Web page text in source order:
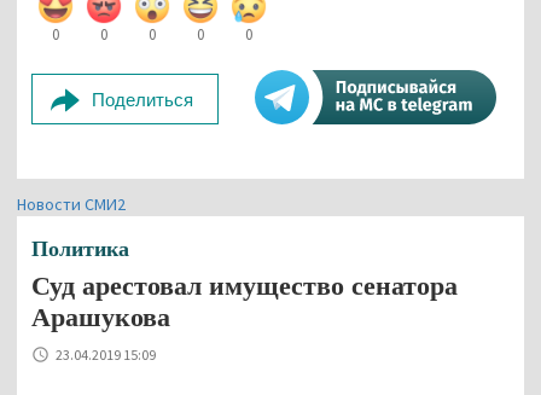
0 0 0 0 0
Поделиться
Новости СМИ2
Политика
Суд арестовал имущество сенатора
Арашукова
23.04.2019 15:09